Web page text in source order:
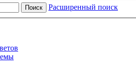
Поиск Расширенный поиск